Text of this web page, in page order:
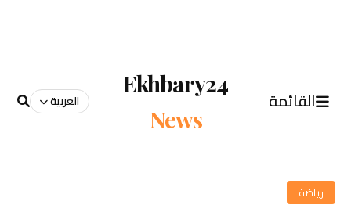
القائمة
Ekhbary24
News
العربية
رياضة